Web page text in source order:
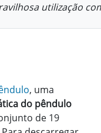
utilização
, uma
do pêndulo
de 19